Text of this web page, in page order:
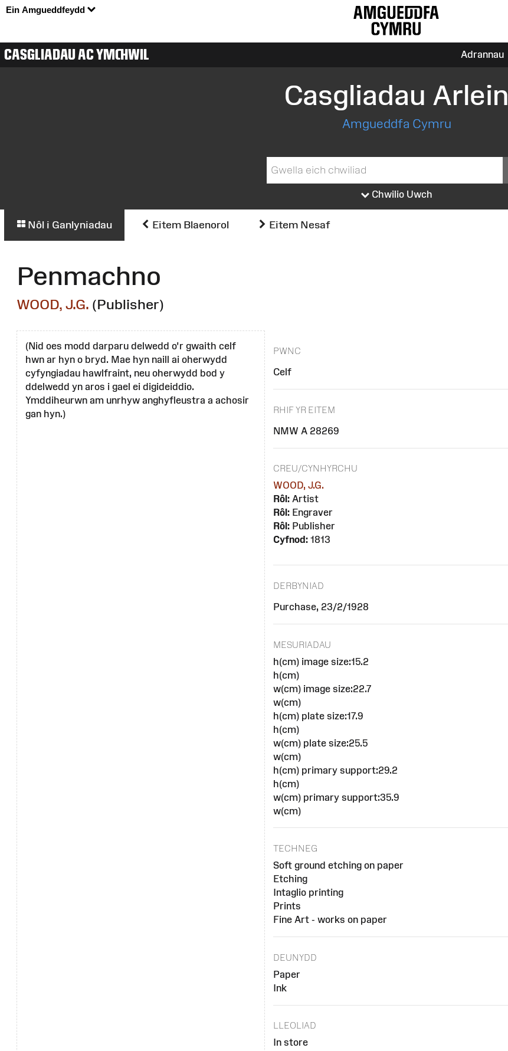
Ein Amgueddfeydd
CASGLIADAU AC YMCHWIL Adrannau
Casgliadau Arlein
Amgueddfa Cymru
Chwilio Uwch
Nôl i Ganlyniadau Eitem Blaenorol Eitem Nesaf
Penmachno
WOOD, J.G. (Publisher)
(Nid oes modd darparu delwedd o'r gwaith celf
hwn ar hyn o bryd. Mae hyn naill ai oherwydd
cyfyngiadau hawlfraint, neu oherwydd bod y
ddelwedd yn aros i gael ei digideiddio.
Ymddiheurwn am unrhyw anghyfleustra a achosir
gan hyn.)
PWNC
Celf
RHIF YR EITEM
NMW A 28269
CREU/CYNHYRCHU
WOOD, J.G.
Rôl:Artist
Rôl:Engraver
Rôl:Publisher
Cyfnod:1813
DERBYNIAD
Purchase, 23/2/1928
MESURIADAU
h(cm) image size:15.2
h(cm)
w(cm) image size:22.7
w(cm)
h(cm) plate size:17.9
h(cm)
w(cm) plate size:25.5
w(cm)
h(cm) primary support:29.2
h(cm)
w(cm) primary support:35.9
w(cm)
TECHNEG
Soft ground etching on paper
Etching
Intaglio printing
Prints
Fine Art - works on paper
DEUNYDD
Paper
Ink
LLEOLIAD
In store